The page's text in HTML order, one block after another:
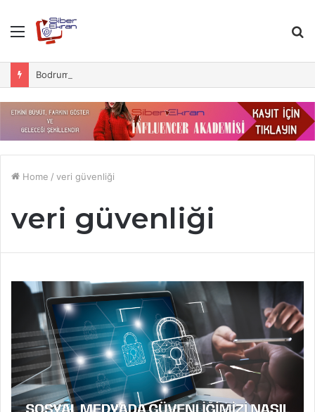
Menu
Bodrum Reklam Ajansı: Yaratıcı Çözümler Sizi Bekliyor
Home / veri güvenliği
veri güvenliği